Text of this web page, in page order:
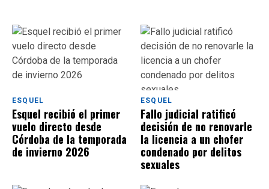
ESQUEL
Esquel recibió el primer
vuelo directo desde
Córdoba de la temporada
de invierno 2026
ESQUEL
Fallo judicial ratificó
decisión de no renovarle
la licencia a un chofer
condenado por delitos
sexuales